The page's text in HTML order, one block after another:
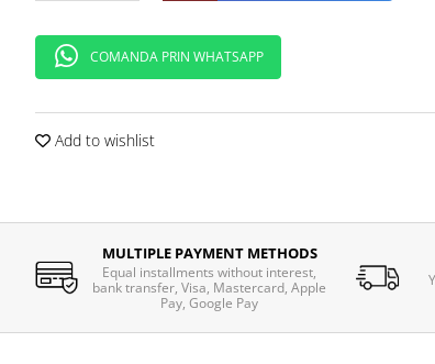
COMANDA PRIN WHATSAPP
Add to wishlist
MULTIPLE PAYMENT METHODS
Equal installments without interest,
bank transfer, Visa, Mastercard, Apple
Pay, Google Pay